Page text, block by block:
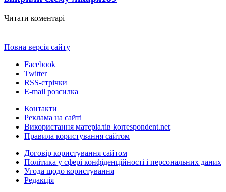
Читати коментарі
Повна версія сайту
Facebook
Twitter
RSS-стрічки
E-mail розсилка
Контакти
Реклама на сайті
Використання матеріалів korrespondent.net
Правила користування сайтом
Договір користування сайтом
Політика у сфері конфіденційності і персональних даних
Угода щодо користування
Редакція